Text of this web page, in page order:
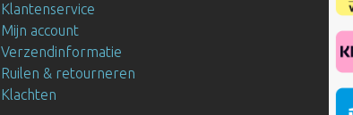
Klantenservice
Mijn account
Verzendinformatie
Ruilen & retourneren
Klachten